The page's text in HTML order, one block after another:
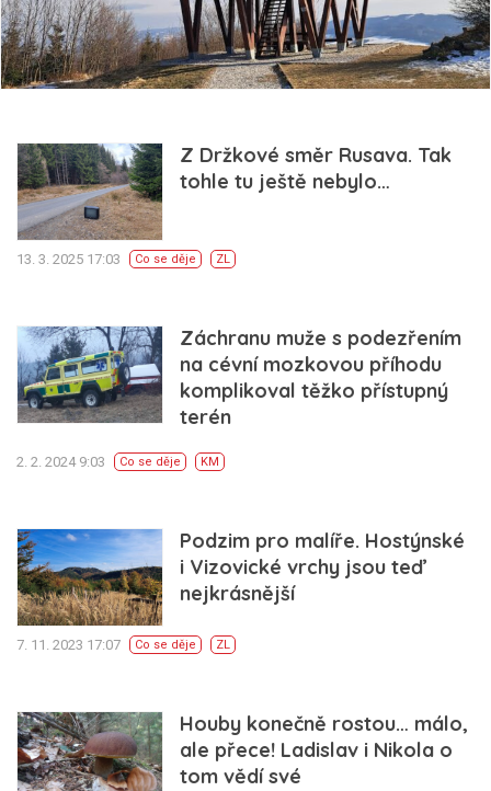
Z Držkové směr Rusava. Tak
tohle tu ještě nebylo…
13. 3. 2025 17:03 Co se děje ZL
Záchranu muže s podezřením
na cévní mozkovou příhodu
komplikoval těžko přístupný
terén
2. 2. 2024 9:03 Co se děje KM
Podzim pro malíře. Hostýnské
i Vizovické vrchy jsou teď
nejkrásnější
7. 11. 2023 17:07 Co se děje ZL
Houby konečně rostou… málo,
ale přece! Ladislav i Nikola o
tom vědí své